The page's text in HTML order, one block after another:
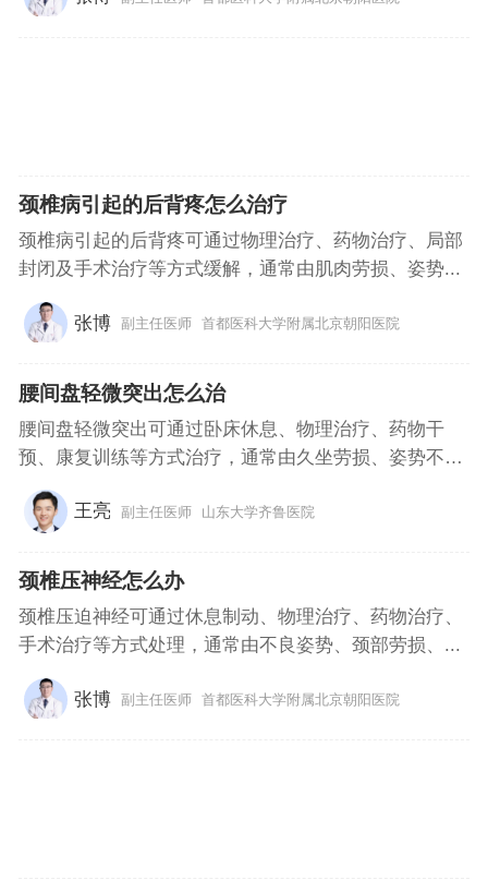
颈椎病引起的后背疼怎么治疗
颈椎病引起的后背疼可通过物理治疗、药物治疗、局部
封闭及手术治疗等方式缓解，通常由肌肉劳损、姿势...
张博 副主任医师 首都医科大学附属北京朝阳医院
腰间盘轻微突出怎么治
腰间盘轻微突出可通过卧床休息、物理治疗、药物干
预、康复训练等方式治疗，通常由久坐劳损、姿势不
良...
王亮
副主任医师 山东大学齐鲁医院
颈椎压神经怎么办
颈椎压迫神经可通过休息制动、物理治疗、药物治疗、
手术治疗等方式处理，通常由不良姿势、颈部劳损、...
张博 副主任医师 首都医科大学附属北京朝阳医院